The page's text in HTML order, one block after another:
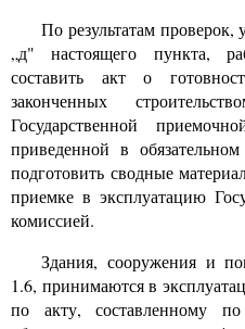
По результатам
„д" настоящего пункта,
составить акт о
законченных
Государственной
приведенной в
подготовить сводные
приемке в эксплуатацию
комиссией.
Здания, сооружения и
1.6, принимаются в
по акту, составленному